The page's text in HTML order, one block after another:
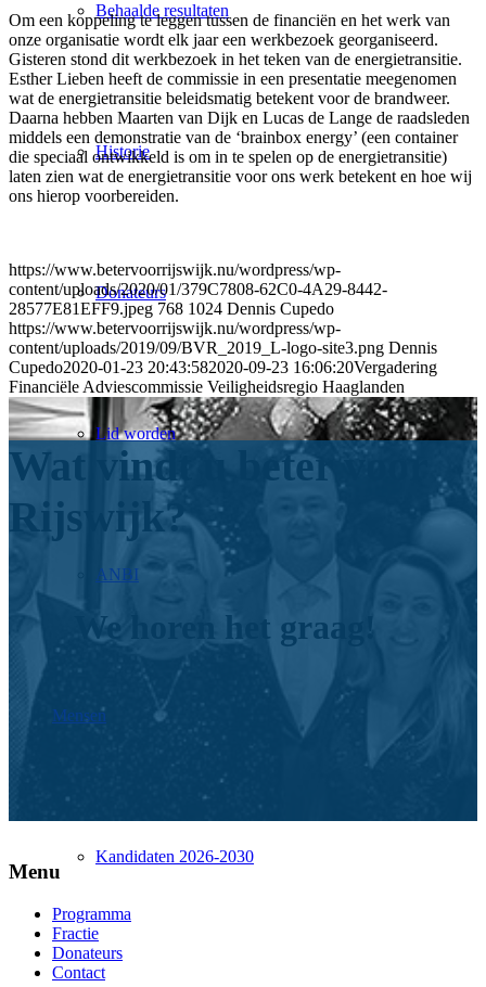
Behaalde resultaten
Historie
Donateurs
Lid worden
ANBI
Mensen
Kandidaten 2026-2030
Om een koppeling te leggen tussen de financiën en het werk van
onze organisatie wordt elk jaar een werkbezoek georganiseerd.
Gisteren stond dit werkbezoek in het teken van de energietransitie.
Esther Lieben heeft de commissie in een presentatie meegenomen
wat de energietransitie beleidsmatig betekent voor de brandweer.
Daarna hebben Maarten van Dijk en Lucas de Lange de raadsleden
middels een demonstratie van de ‘brainbox energy’ (een container
die speciaal ontwikkeld is om in te spelen op de energietransitie)
laten zien wat de energietransitie voor ons werk betekent en hoe wij
ons hierop voorbereiden.
https://www.betervoorrijswijk.nu/wordpress/wp-
content/uploads/2020/01/379C7808-62C0-4A29-8442-
28577E81EFF9.jpeg 768 1024 Dennis Cupedo
https://www.betervoorrijswijk.nu/wordpress/wp-
content/uploads/2019/09/BVR_2019_L-logo-site3.png Dennis
Cupedo2020-01-23 20:43:582020-09-23 16:06:20Vergadering
Financiële Adviescommissie Veiligheidsregio Haaglanden
Wat vindt u beter voor
Rijswijk?
We horen het graag!
Menu
Programma
Fractie
Donateurs
Contact